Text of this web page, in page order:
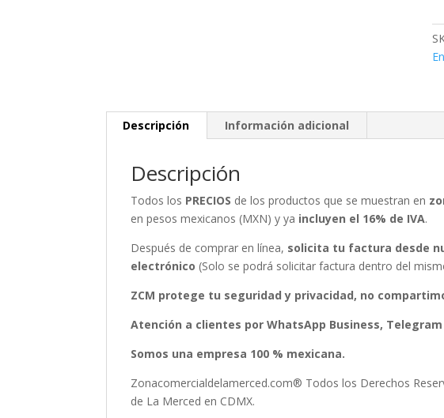
Descripción Información adicional
Descripción
Todos los PRECIOS de los productos que se muestran en
en pesos mexicanos (MXN) y ya incluyen el 16% de IVA.
Después de comprar en línea, solicita tu factura desde
electrónico (Solo se podrá solicitar factura dentro del
ZCM protege tu seguridad y privacidad, no
Atención a clientes por WhatsApp Business, Telegram
Somos una empresa 100 % mexicana.
Zonacomercialdelamerced.com® Todos los Derechos
de La Merced en CDMX.